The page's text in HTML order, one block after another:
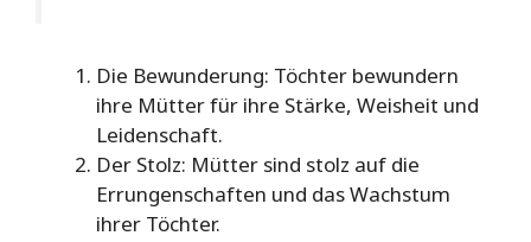
Die Bewunderung: Töchter bewundern
ihre Mütter für ihre Stärke, Weisheit und
Leidenschaft.
Der Stolz: Mütter sind stolz auf die
Errungenschaften und das Wachstum
ihrer Töchter.